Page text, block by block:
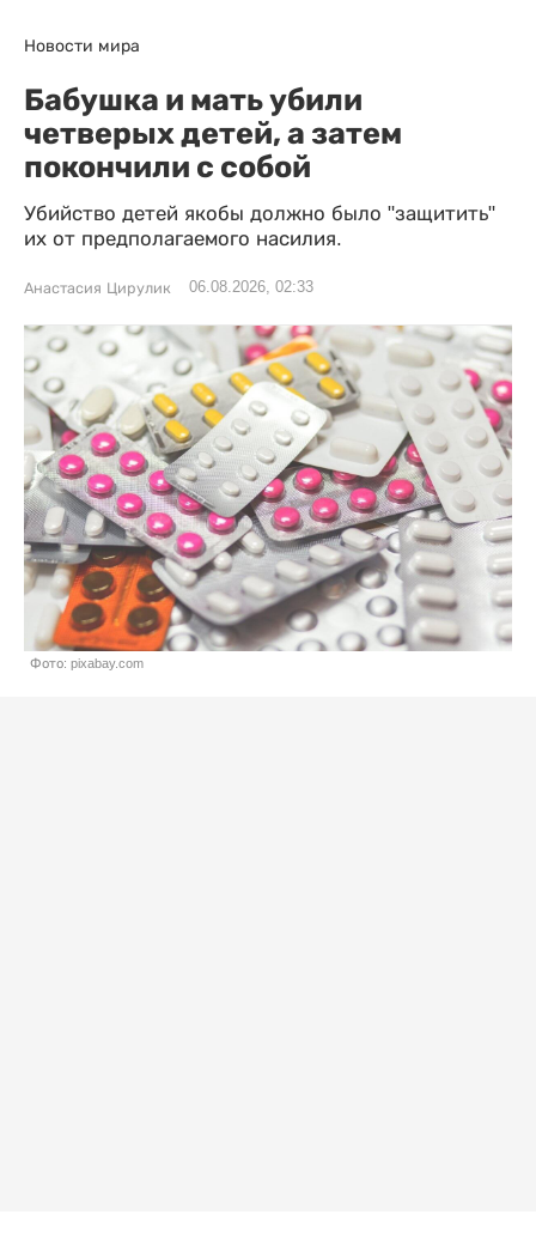
Новости мира
Бабушка и мать убили
четверых детей, а затем
покончили с собой
Убийство детей якобы должно было "защитить"
их от предполагаемого насилия.
Анастасия Цирулик 06.08.2026, 02:33
Фото: pixabay.com